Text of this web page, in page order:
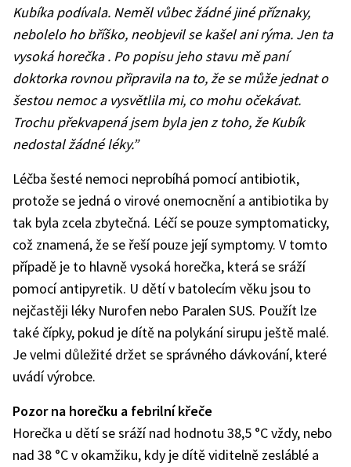
Kubíka podívala. Neměl vůbec žádné jiné příznaky,
nebolelo ho bříško, neobjevil se kašel ani rýma. Jen ta
vysoká horečka . Po popisu jeho stavu mě paní
doktorka rovnou připravila na to, že se může jednat o
šestou nemoc a vysvětlila mi, co mohu očekávat.
Trochu překvapená jsem byla jen z toho, že Kubík
nedostal žádné léky.”
Léčba šesté nemoci neprobíhá pomocí antibiotik,
protože se jedná o virové onemocnění a antibiotika by
tak byla zcela zbytečná. Léčí se pouze symptomaticky,
což znamená, že se řeší pouze její symptomy. V tomto
případě je to hlavně vysoká horečka, která se sráží
pomocí antipyretik. U dětí v batolecím věku jsou to
nejčastěji léky Nurofen nebo Paralen SUS. Použít lze
také čípky, pokud je dítě na polykání sirupu ještě malé.
Je velmi důležité držet se správného dávkování, které
uvádí výrobce.
Pozor na horečku a febrilní křeče
Horečka u dětí se sráží nad hodnotu 38,5 °C vždy, nebo
nad 38 °C v okamžiku, kdy je dítě viditelně zesláblé a